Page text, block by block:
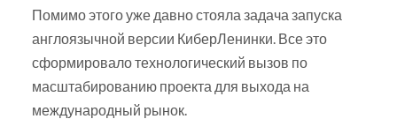
Помимо этого уже давно стояла задача запуска
англоязычной версии КиберЛенинки. Все это
сформировало технологический вызов по
масштабированию проекта для выхода на
международный рынок.